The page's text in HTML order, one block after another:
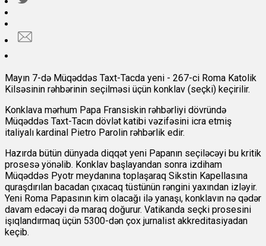
Mayın 7-də Müqəddəs Taxt-Tacda yeni - 267-ci Roma Katolik
Kilsəsinin rəhbərinin seçilməsi üçün konklav (seçki) keçirilir.
Konklava mərhum Papa Fransiskin rəhbərliyi dövründə
Müqəddəs Taxt-Tacın dövlət katibi vəzifəsini icra etmiş
italiyalı kardinal Pietro Parolin rəhbərlik edir.
Hazırda bütün dünyada diqqət yeni Papanın seçiləcəyi bu kritik
prosesə yönəlib. Konklav başlayandan sonra izdiham
Müqəddəs Pyotr meydanına toplaşaraq Sikstin Kapellasına
quraşdırılan bacadan çıxacaq tüstünün rəngini yaxından izləyir.
Yeni Roma Papasının kim olacağı ilə yanaşı, konklavın nə qədər
davam edəcəyi də maraq doğurur. Vatikanda seçki prosesini
işıqlandırmaq üçün 5300-dən çox jurnalist akkreditasiyadan
keçib.